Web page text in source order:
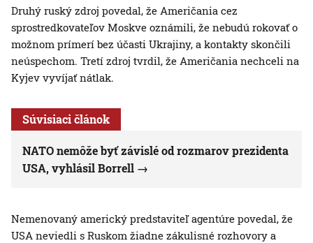
Druhý ruský zdroj povedal, že Američania cez
sprostredkovateľov Moskve oznámili, že nebudú rokovať o
možnom prímerí bez účasti Ukrajiny, a kontakty skončili
neúspechom. Tretí zdroj tvrdil, že Američania nechceli na
Kyjev vyvíjať nátlak.
Súvisiaci článok
NATO nemôže byť závislé od rozmarov prezidenta
USA, vyhlásil Borrell
Nemenovaný americký predstaviteľ agentúre povedal, že
USA neviedli s Ruskom žiadne zákulisné rozhovory a